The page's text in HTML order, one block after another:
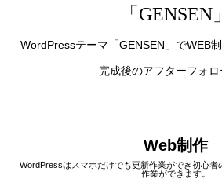
2024.10.26
「GENSEN」
WordPressテーマ「GENSEN」でWEB
完成後のアフターフォ
Web制作
WordPressはスマホだけでも更新作業ができ初心者
作業ができます。